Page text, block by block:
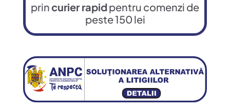
princurier rapidpentru comenzi de
peste 150 lei